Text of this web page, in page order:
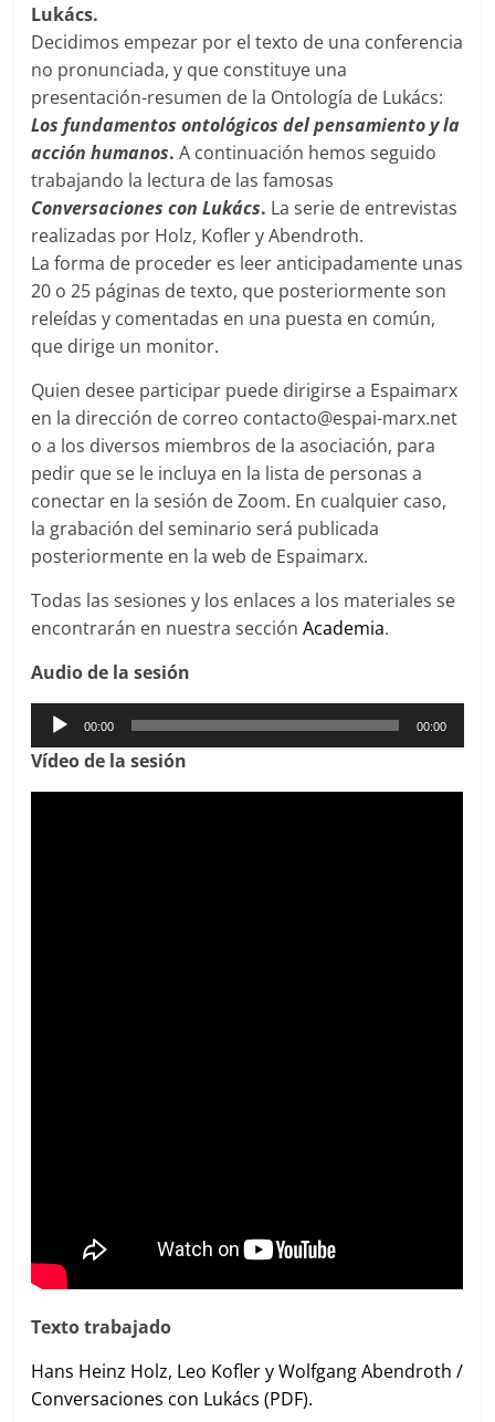
Lukács.
Decidimos empezar por el texto de una conferencia
no pronunciada, y que constituye una
presentación-resumen de la Ontología de Lukács:
Los fundamentos ontológicos del pensamiento y la
acción humanos.A continuación hemos seguido
trabajando la lectura de las famosas
Conversaciones con Lukács. La serie de entrevistas
realizadas por Holz, Kofler y Abendroth.
La forma de proceder es leer anticipadamente unas
20 o 25 páginas de texto, que posteriormente son
releídas y comentadas en una puesta en común,
que dirige un monitor.
Quien desee participar puede dirigirse a Espaimarx
en la dirección de correo contacto@espai-marx.net
o a los diversos miembros de la asociación, para
pedir que se le incluya en la lista de personas a
conectar en la sesión de Zoom. En cualquier caso,
la grabación del seminario será publicada
posteriormente en la web de Espaimarx.
Todas las sesiones y los enlaces a los materiales se
encontrarán en nuestra secciónAcademia.
Audio de la sesión
Reproductor
de
audio
00:00 00:00
Vídeo de la sesión
Texto trabajado
Hans Heinz Holz, Leo Kofler y Wolfgang Abendroth /
Conversaciones con Lukács (PDF).